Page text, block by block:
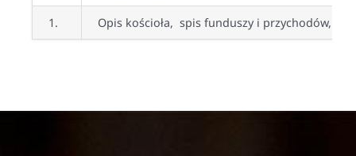
1. Opis kościoła, spis funduszy i przychodów,